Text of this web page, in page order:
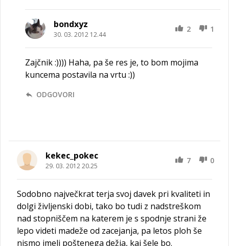
bondxyz
30. 03. 2012 12.44
2 1
Zajčnik :)))) Haha, pa še res je, to bom mojima
kuncema postavila na vrtu :))
ODGOVORI
kekec_pokec
29. 03. 2012 20.25
7 0
Sodobno največkrat terja svoj davek pri kvaliteti in
dolgi življenski dobi, tako bo tudi z nadstreškom
nad stopniščem na katerem je s spodnje strani že
lepo videti madeže od zacejanja, pa letos ploh še
nismo imeli poštenega dežja, kaj šele bo.